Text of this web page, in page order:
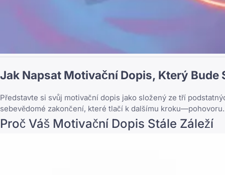
Jak Napsat Motivační Dopis, Který Bude
Představte si svůj motivační dopis jako složený ze tří
sebevědomé zakončení, které tlačí k dalšímu
Proč Váš Motivační Dopis Stále Záleží